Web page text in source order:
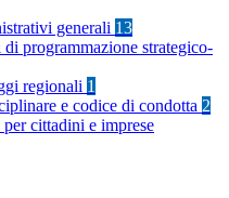
generali 13
programmazione strategico-
regionali 1
e codice di condotta 2
cittadini e imprese